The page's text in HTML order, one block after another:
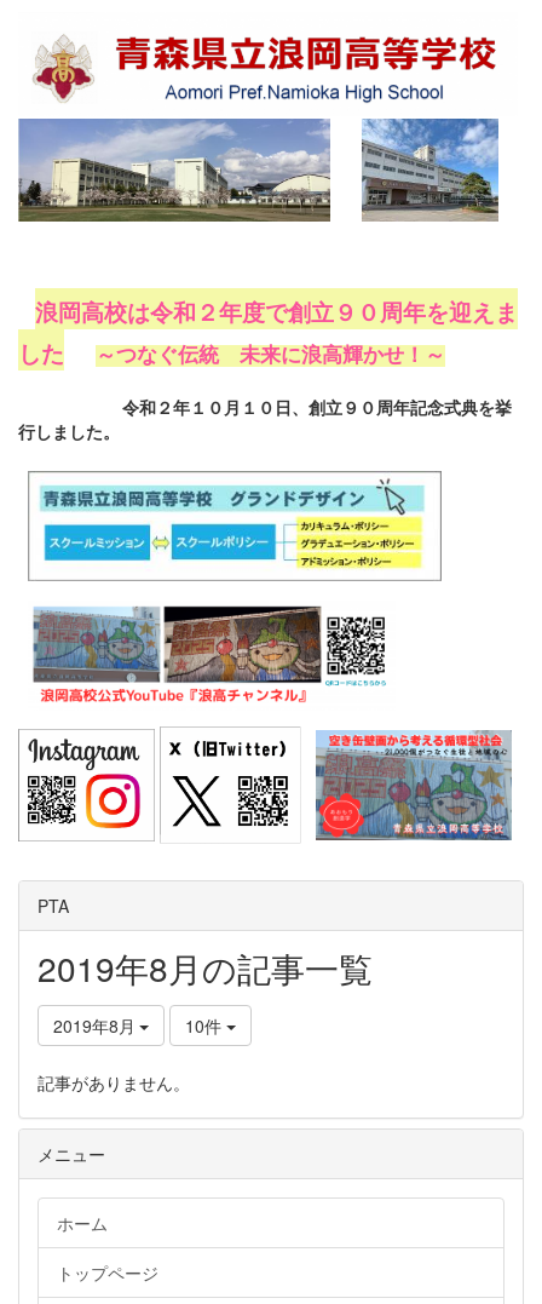
浪岡高校は令和２年度で創立９０周年を迎えま
した
～つなぐ伝統 未来に浪高輝かせ！～
令和２年１０月１０日、創立９０周年記念式典を挙
行しました。
PTA
2019年8月の記事一覧
2019年8月 10件
記事がありません。
メニュー
ホーム
トップページ